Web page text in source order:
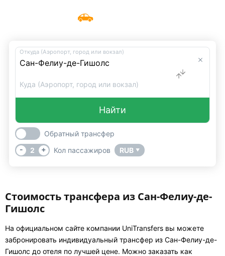
Такси Сан-Фелиу-де-Гишолс
Откуда (Аэропорт, город или вокзал)
Куда (Аэропорт, город или вокзал)
Найти
Обратный трансфер
-
2 + Кол пассажиров RUB ▼
Стоимость трансфера из Сан-Фелиу-де-
Гишолс
На официальном сайте компании UniTransfers вы можете
забронировать индивидуальный трансфер из Сан-Фелиу-де-
Гишолс до отеля по лучшей цене. Можно заказать как